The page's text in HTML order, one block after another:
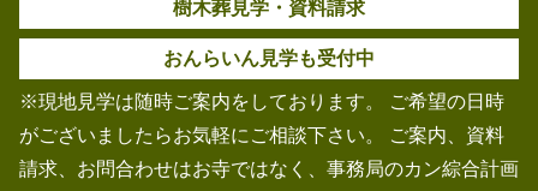
樹木葬見学・資料請求
おんらいん見学も受付中
※現地見学は随時ご案内をしております。 ご希望の日時
がございましたらお気軽にご相談下さい。 ご案内、資料
請求、お問合わせはお寺ではなく、事務局のカン綜合計画